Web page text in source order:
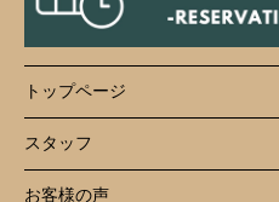
トップページ
スタッフ
お客様の声